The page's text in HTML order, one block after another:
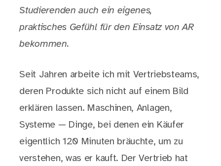
Studierenden auch ein eigenes,
praktisches Gefühl für den Einsatz von AR
bekommen.
Seit Jahren arbeite ich mit Vertriebsteams,
deren Produkte sich nicht auf einem Bild
erklären lassen. Maschinen, Anlagen,
Systeme — Dinge, bei denen ein Käufer
eigentlich 120 Minuten bräuchte, um zu
verstehen, was er kauft. Der Vertrieb hat